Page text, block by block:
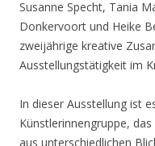
Susanne Specht, Tania
Donkervoort und Heike
zweijährige kreative
Ausstellungstätigkeit im
In dieser Ausstellung ist
Künstlerinnengruppe,
aus unterschiedlichen